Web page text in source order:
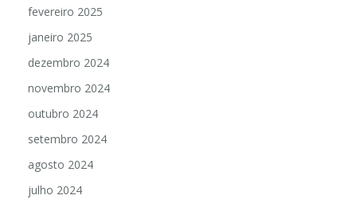
fevereiro 2025
janeiro 2025
dezembro 2024
novembro 2024
outubro 2024
setembro 2024
agosto 2024
julho 2024